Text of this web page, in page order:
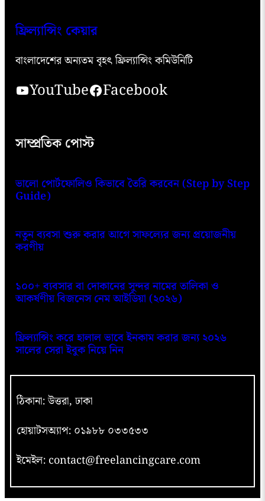
ফ্রিল্যান্সিং কেয়ার
বাংলাদেশের অন্যতম বৃহৎ ফ্রিল্যান্সিং কমিউনিটি
YouTube Facebook
সাম্প্রতিক পোস্ট
ভালো পোর্টফোলিও কিভাবে তৈরি করবেন (Step by Step
Guide)
নতুন ব্যবসা শুরু করার আগে সাফল্যের জন্য প্রয়োজনীয়
করণীয়
১০০+ ব্যবসার বা দোকানের সুন্দর নামের তালিকা ও
আকর্ষণীয় বিজনেস নেম আইডিয়া (২০২৬)
ফ্রিল্যান্সিং করে হালাল ভাবে ইনকাম করার জন্য ২০২৬
সালের সেরা ইবুক নিয়ে নিন
ঠিকানা: উত্তরা, ঢাকা
হোয়াটসঅ্যাপ: ০১৯৮৮ ০৩৩৫৩৩
ইমেইল: contact@freelancingcare.com